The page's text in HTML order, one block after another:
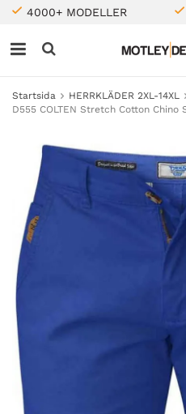
4000+ MODELLER
Startsida HERRKLÄDER 2XL-14XL
D555 COLTEN Stretch Cotton Chino